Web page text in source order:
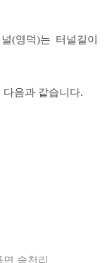
(영덕)는 터널길이
음과 같습니다.
송천리